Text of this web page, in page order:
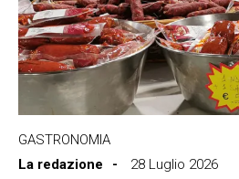
GASTRONOMIA
La redazione
28 Luglio 2026